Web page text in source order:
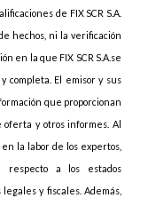
de FIX SCR S.A.
hechos, ni la verificación
en la que FIX SCR S.A.se
completa. El emisor y sus
que proporcionan
oferta y otros informes. Al
la labor de los expertos,
respecto a los estados
y fiscales. Además,